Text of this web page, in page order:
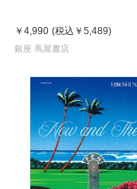
￥4,990 (税込 ￥5,489)
銀座 蔦屋書店